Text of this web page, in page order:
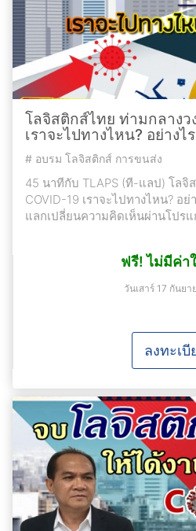
โลจิสติกส์ไทย ท่ามกลางว
เราจะไปทางไหน? อย่างไ
# อบรม โลจิสติกส์ การขนส่ง
45 นาทีกับ TLAPS (ที-แลป) โลจิ
COVID-19 เราจะไปทางไหน? อ
แลกเปลี่ยนความคิดเห็นผ่านโปรแ
ฟรี! ไม่มีค่า
วันเสาร์ 17 กันย
ลงทะเบี